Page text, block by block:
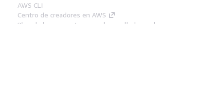
AWS CLI
Centro de creadores en AWS
Blog de herramientas para desarrolladores de